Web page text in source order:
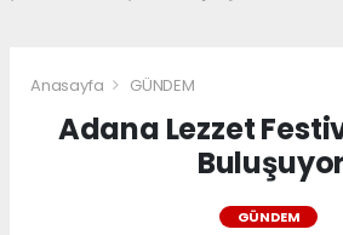
Anasayfa GÜNDEM
Adana Lezzet
GÜNDEM